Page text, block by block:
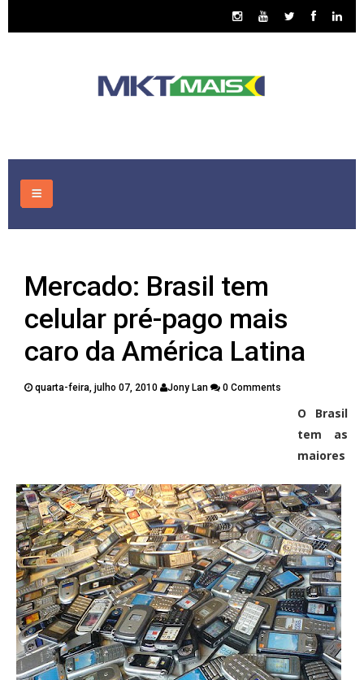
CONSULTORIA
ASSUNTOS
PUBLICAÇÕES
Mercado: Brasil tem
celular pré-pago mais
caro da América Latina
quarta-feira, julho 07, 2010 Jony Lan 0 Comments
O Brasil
tem as
maiores